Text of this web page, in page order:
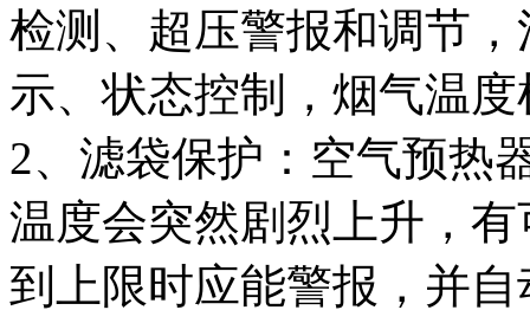
检测、超压警报和调节
示、状态控制，烟气温
2、滤袋保护：空气预热
温度会突然剧烈上升，
到上限时应能警报，并